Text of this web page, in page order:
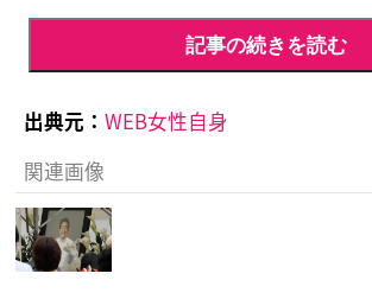
記事の続きを読む
出典元： WEB女性自身
関連画像